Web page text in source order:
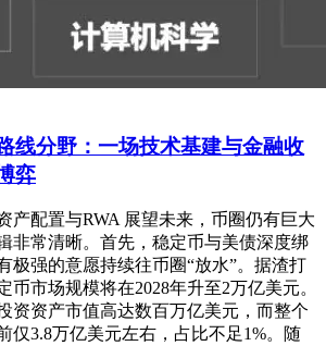
线分野：一场技术基建与金融收
弈
产配置与RWA 展望未来，币圈仍有巨大
非常清晰。首先，稳定币与美债深度绑
极强的意愿持续往币圈“放水”。据渣打
币市场规模将在2028年升至2万亿美元。
资资产市值高达数百万亿美元，而整个
仅3.8万亿美元左右，占比不足1%。随